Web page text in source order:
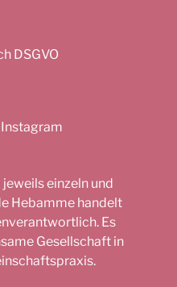
DSGVO
Instagram
einzeln und
Hebamme handelt
Es
Gesellschaft in